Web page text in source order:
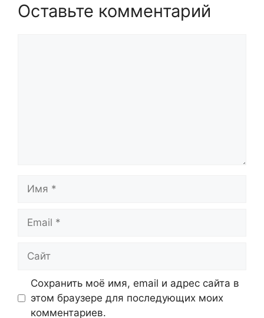
Оставьте комментарий
Имя
Email
Сайт
Сохранить моё имя, email и адрес сайта в
этом браузере для последующих моих
комментариев.